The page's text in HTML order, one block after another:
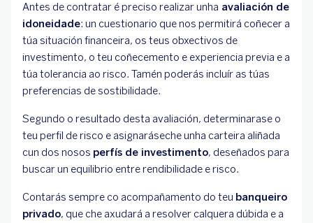
Antes de contratar é preciso realizar unha avaliación de
idoneidade: un cuestionario que nos permitirá coñecer a
túa situación financeira, os teus obxectivos de
investimento, o teu coñecemento e experiencia previa e a
túa tolerancia ao risco. Tamén poderás incluír as túas
preferencias de sostibilidade.
Segundo o resultado desta avaliación, determinarase o
teu perfil de risco e asignaráseche unha carteira aliñada
cun dos nosos perfís de investimento, deseñados para
buscar un equilibrio entre rendibilidade e risco.
Contarás sempre co acompañamento do teu banqueiro
privado, que che axudará a resolver calquera dúbida e a